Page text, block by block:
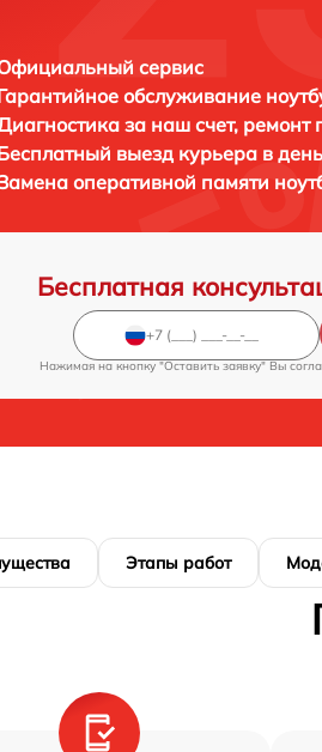
сервис
обслуживание
за наш счет, ремонт
выезд курьера в
оперативной памяти
Бесплатная
Нажимая на кнопку "Оставить заявку" Вы
Этапы работ